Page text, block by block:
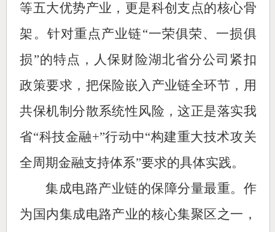
等五大优势产业，更是科创支点的核心骨
架。针对重点产业链“一荣俱荣、一损俱
损”的特点，人保财险湖北省分公司紧扣
政策要求，把保险嵌入产业链全环节，用
共保机制分散系统性风险，这正是落实我
省“科技金融+”行动中“构建重大技术攻关
全周期金融支持体系”要求的具体实践。
集成电路产业链的保障分量最重。作
为国内集成电路产业的核心集聚区之一，